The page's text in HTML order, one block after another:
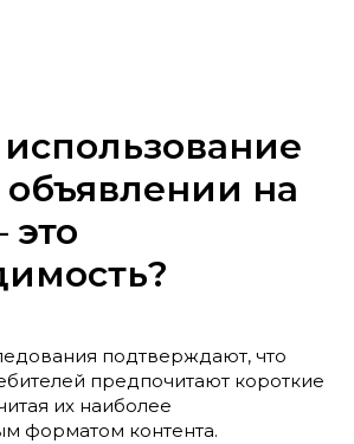
на
подтверждают, что
предпочитают короткие
их наиболее
форматом контента.